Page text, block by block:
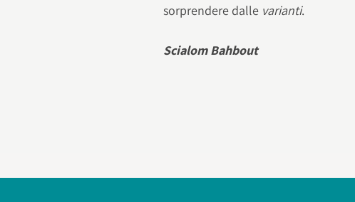
sorprendere dalle varianti.
Scialom Bahbout